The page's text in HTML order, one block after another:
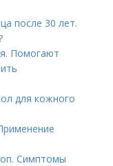
после 30 лет.
Помогают
для кожного
Симптомы